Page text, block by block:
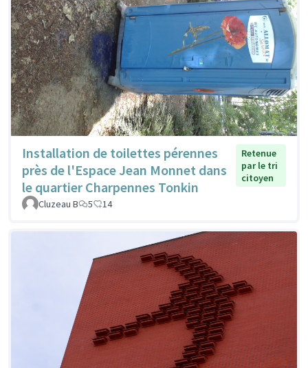
Installation de toilettes pérennes
près de l'Espace Jean Monnet dans
le quartier Charpennes Tonkin
Retenue
par le tri
citoyen
Cluzeau B 5 14